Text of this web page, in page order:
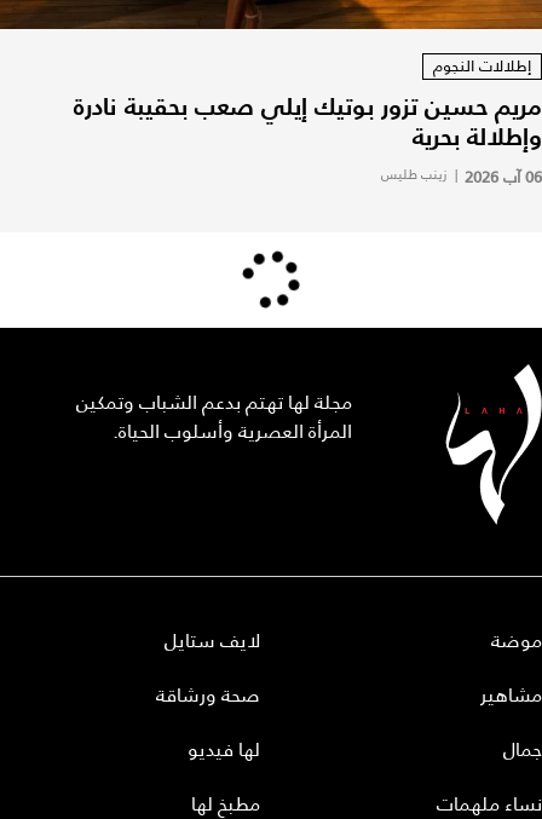
إطلالات النجوم
مريم حسين تزور بوتيك إيلي صعب بحقيبة نادرة
وإطلالة بحرية
06 آب 2026 | زينب طليس
مجلة لها تهتم بدعم الشباب وتمكين
المرأة العصرية وأسلوب الحياة.
موضة
مشاهير
جمال
نساء ملهمات
لايف ستايل
صحة ورشاقة
لها فيديو
مطبخ لها